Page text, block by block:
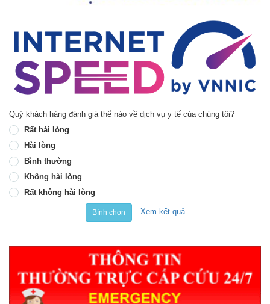
Quý khách hàng đánh giá thế nào về dịch vụ y tế của chúng tôi?
Rất hài lòng
Hài lòng
Bình thường
Không hài lòng
Rất không hài lòng
Bình chọn Xem kết quả